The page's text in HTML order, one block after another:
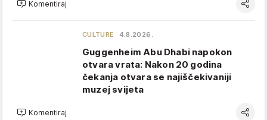
Komentiraj
CULTURE 4.8.2026.
Guggenheim Abu Dhabi napokon
otvara vrata: Nakon 20 godina
čekanja otvara se najiščekivaniji
muzej svijeta
Komentiraj